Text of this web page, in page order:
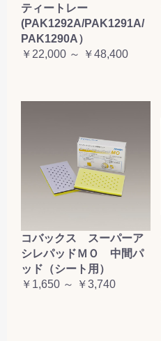
ティートレー
(PAK1292A/PAK1291A/
PAK1290A）
￥22,000 ～ ￥48,400
コバックス スーパーア
シレパッドＭＯ 中間パ
ッド（シート用）
￥1,650 ～ ￥3,740